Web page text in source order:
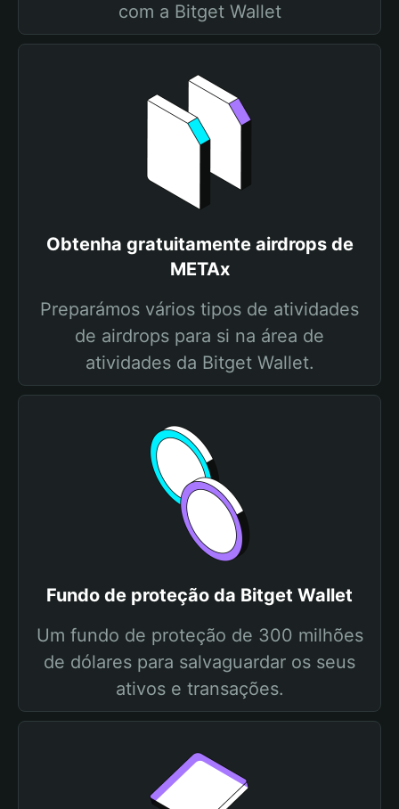
com a Bitget Wallet
Obtenha gratuitamente airdrops de
METAx
Preparámos vários tipos de atividades
de airdrops para si na área de
atividades da Bitget Wallet.
Fundo de proteção da Bitget Wallet
Um fundo de proteção de 300 milhões
de dólares para salvaguardar os seus
ativos e transações.